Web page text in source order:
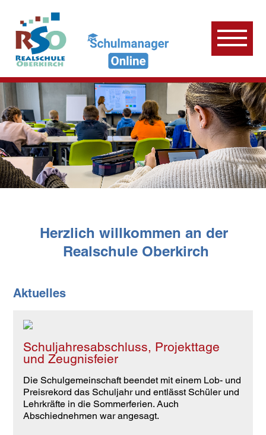
Herzlich willkommen an der
Realschule Oberkirch
Aktuelles
Schuljahresabschluss, Projekttage
und Zeugnisfeier
Die Schulgemeinschaft beendet mit einem Lob- und
Preisrekord das Schuljahr und entlässt Schüler und
Lehrkräfte in die Sommerferien. Auch
Abschiednehmen war angesagt.